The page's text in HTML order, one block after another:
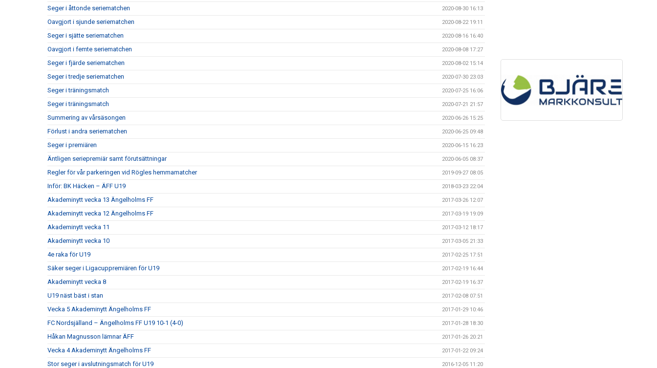
Seger i åttonde seriematchen 2020-08-30 16:13
Oavgjort i sjunde seriematchen 2020-08-22 19:11
Seger i sjätte seriematchen 2020-08-16 16:40
Oavgjort i femte seriematchen 2020-08-08 17:27
Seger i fjärde seriematchen 2020-08-02 15:14
Seger i tredje seriematchen 2020-07-30 23:03
Seger i träningsmatch 2020-07-25 16:06
Seger i träningsmatch 2020-07-21 21:57
Summering av vårsäsongen 2020-06-26 15:25
Förlust i andra seriematchen 2020-06-25 09:48
Seger i premiären 2020-06-15 16:23
Äntligen seriepremiär samt förutsättningar 2020-06-05 08:37
Regler för vår parkeringen vid Rögles hemmamatcher 2019-09-27 08:05
Inför: BK Häcken – ÄFF U19 2018-03-23 22:04
Akademinytt vecka 13 Ängelholms FF 2017-03-26 12:07
Akademinytt vecka 12 Ängelholms FF 2017-03-19 19:09
Akademinytt vecka 11 2017-03-12 18:17
Akademinytt vecka 10 2017-03-05 21:33
4e raka för U19 2017-02-25 17:51
Säker seger i Ligacuppremiären för U19 2017-02-19 16:44
Akademinytt vecka 8 2017-02-19 16:37
U19 näst bäst i stan 2017-02-08 07:51
Vecka 5 Akademinytt Ängelholms FF 2017-01-29 10:46
FC Nordsjälland – Ängelholms FF U19 10-1 (4-0) 2017-01-28 18:30
Håkan Magnusson lämnar ÄFF 2017-01-26 20:21
Vecka 4 Akademinytt Ängelholms FF 2017-01-22 09:24
Stor seger i avslutningsmatch för U19 2016-12-05 11:20